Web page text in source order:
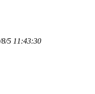
8/5 11:43:30